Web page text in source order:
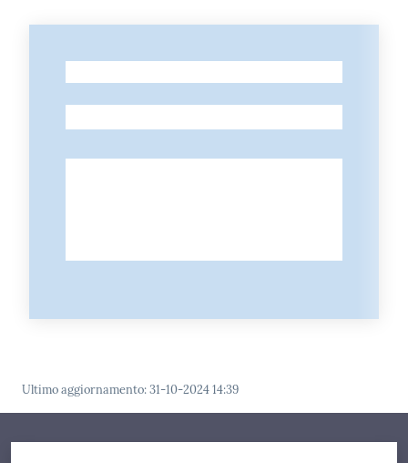
-
Ultimo aggiornamento:31-10-2024 14:39